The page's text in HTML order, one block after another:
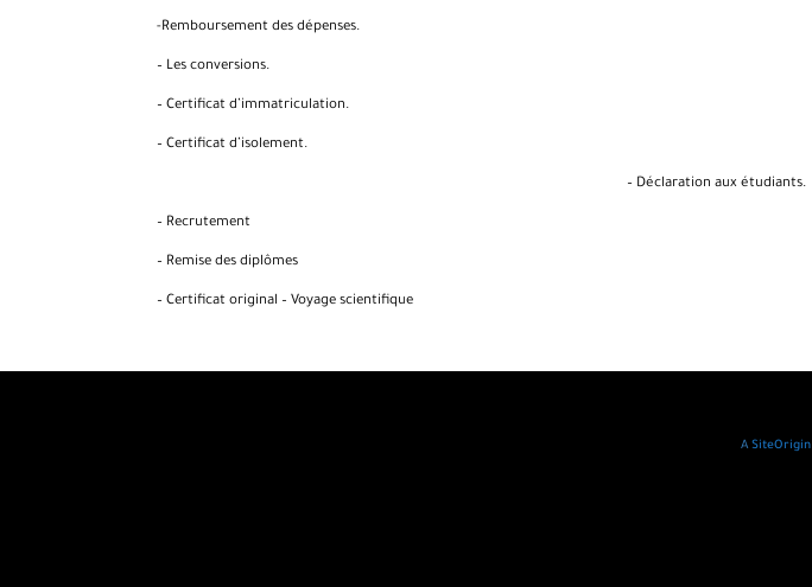
-Remboursement des dépenses.
– Les conversions.
– Certificat d’immatriculation.
– Certificat d’isolement.
– Déclaration aux étudiants.
– Recrutement
– Remise des diplômes
– Certificat original – Voyage scientifique
A SiteOrigin